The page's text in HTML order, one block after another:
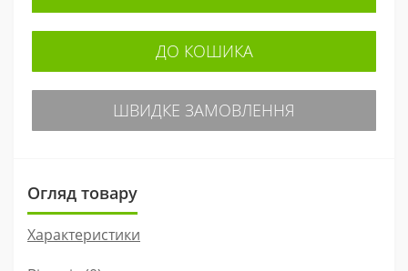
ДО КОШИКА
ШВИДКЕ ЗАМОВЛЕННЯ
Огляд товару
Характеристики